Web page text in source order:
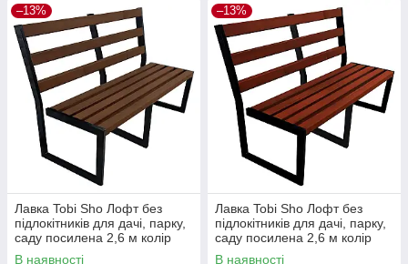
–13%
Лавка Tobi Sho Лофт без
підлокітників для дачі, парку,
саду посилена 2,6 м колір
горіх
В наявності
–13%
Лавка Tobi Sho Лофт без
підлокітників для дачі, парку,
саду посилена 2,6 м колір
махагоній
В наявності